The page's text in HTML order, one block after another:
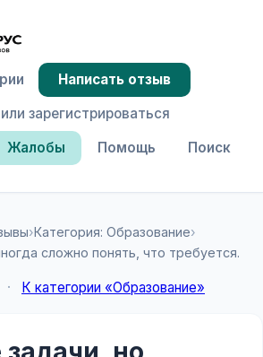
Жалобы Помощь Поиск
Написать отзыв
зарегистрироваться
›Категория: Образование›
сложно понять, что требуется.
· К категории «Образование»